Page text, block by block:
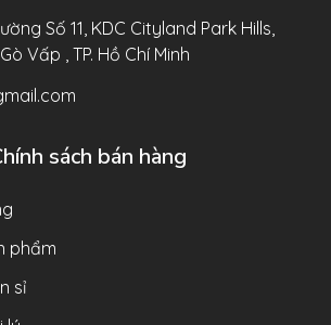
Số 11, KDC Cityland Park Hills,
Vấp , TP. Hồ Chí Minh
sách bán hàng
phẩm
sỉ